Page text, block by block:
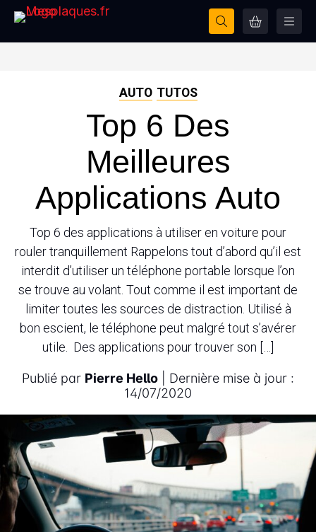
AUTO TUTOS
Top 6 Des
Meilleures
Applications Auto
Top 6 des applications à utiliser en voiture pour
rouler tranquillement Rappelons tout d’abord qu’il est
interdit d’utiliser un téléphone portable lorsque l’on
se trouve au volant. Tout comme il est important de
limiter toutes les sources de distraction. Utilisé à
bon escient, le téléphone peut malgré tout s’avérer
utile. Des applications pour trouver son […]
Publié par Pierre Hello | Dernière mise à jour :
14/07/2020